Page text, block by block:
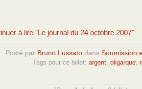
à lire "Le journal du 24 octobre 2007"
Posté par Bruno Lussato dans Soumission
Tags pour ce billet: argent oligarque